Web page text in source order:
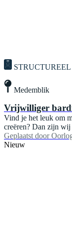
Medemblik
Vrijwilliger
Vind je het leuk om
creëren? Dan zijn
Geplaatst door
Nieuw